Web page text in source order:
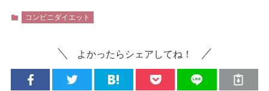
コンビニダイエット
よかったらシェアしてね！